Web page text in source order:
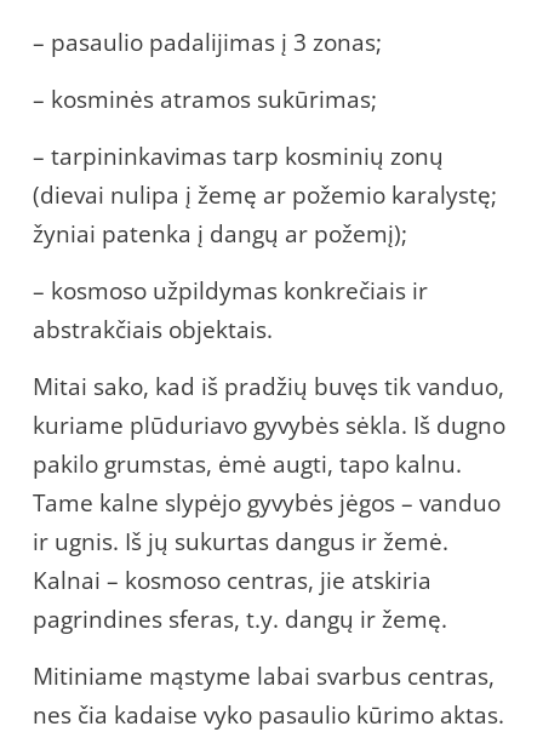
– pasaulio padalijimas į 3 zonas;
– kosminės atramos sukūrimas;
– tarpininkavimas tarp kosminių zonų
(dievai nulipa į žemę ar požemio karalystę;
žyniai patenka į dangų ar požemį);
– kosmoso užpildymas konkrečiais ir
abstrakčiais objektais.
Mitai sako, kad iš pradžių buvęs tik vanduo,
kuriame plūduriavo gyvybės sėkla. Iš dugno
pakilo grumstas, ėmė augti, tapo kalnu.
Tame kalne slypėjo gyvybės jėgos – vanduo
ir ugnis. Iš jų sukurtas dangus ir žemė.
Kalnai – kosmoso centras, jie atskiria
pagrindines sferas, t.y. dangų ir žemę.
Mitiniame mąstyme labai svarbus centras,
nes čia kadaise vyko pasaulio kūrimo aktas.